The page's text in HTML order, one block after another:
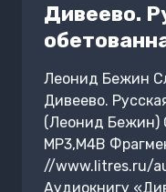
СОВЕТЫ
Дивеево.
Леонид Бежин
Дивеево.
(Леонид Бежин)
MP3,M4B
//www.litres.ru/
Аудиокнигу